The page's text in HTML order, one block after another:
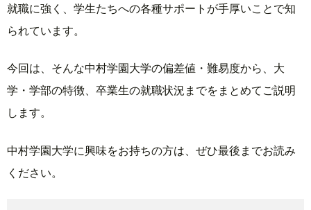
就職に強く、学生たちへの各種サポートが手厚いことで知
られています。
今回は、そんな中村学園大学の偏差値・難易度から、大
学・学部の特徴、卒業生の就職状況までをまとめてご説明
します。
中村学園大学に興味をお持ちの方は、ぜひ最後までお読み
ください。